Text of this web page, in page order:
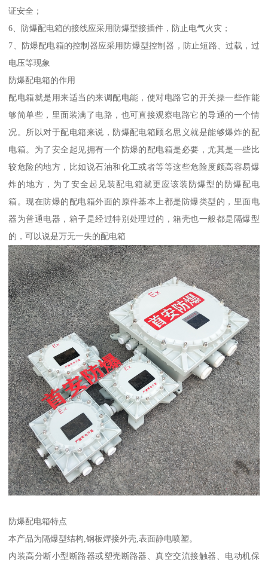
证安全；
6、防爆配电箱的接线应采用防爆型接插件，防止电气火灾；
7、防爆配电箱的控制器应采用防爆型控制器，防止短路、过载，过
电压等现象
防爆配电箱的作用
配电箱就是用来适当的来调配电能，使对电路它的开关操一些作能
够简单些，里面装满了电路，也可直接观察电路它的导通的一个情
况。所以对于配电箱来说，防爆配电箱顾名思义就是能够爆炸的配
电箱。为了安全起见拥有一个防爆的配电箱是必要，尤其是一些比
较危险的地方，比如说石油和化工或者等等这些危险度颇高容易爆
炸的地方，为了安全起见装配电箱就更应该装防爆型的防爆配电
箱。现在防爆的配电箱外面的原件基本上都是防爆类型的，里面电
器为普通电器，箱子是经过特别处理过的，箱壳也一般都是隔爆型
的，可以说是万无一失的配电箱
防爆配电箱特点
本产品为隔爆型结构,钢板焊接外壳,表面静电喷塑。
内装高分断小型断路器或塑壳断路器、真空交流接触器、电动机保